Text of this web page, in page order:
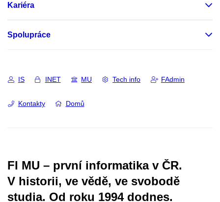
Kariéra
Spolupráce
IS INET MU Tech info FAdmin
Kontakty Domů
FI MU – první informatika v ČR.
V historii, ve vědě, ve svobodě
studia. Od roku 1994 dodnes.